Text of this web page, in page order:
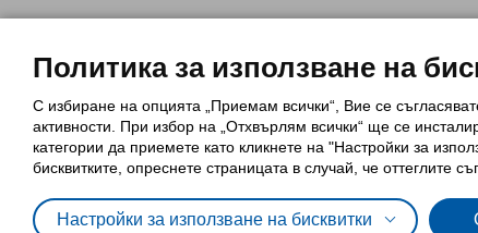
Политика за използване на
Обща политика за личните данни
Политика за защита на лични
Политика за използване на
С избиране на опцията „Приемам всички“, Вие се
активности. При избор на „Отхвърлям всички“ ще се
категории да приемете като кликнете на "Настройки за
бисквитките, опреснете страницата в случай, че оттеглите
Настройки за използване на бисквитки